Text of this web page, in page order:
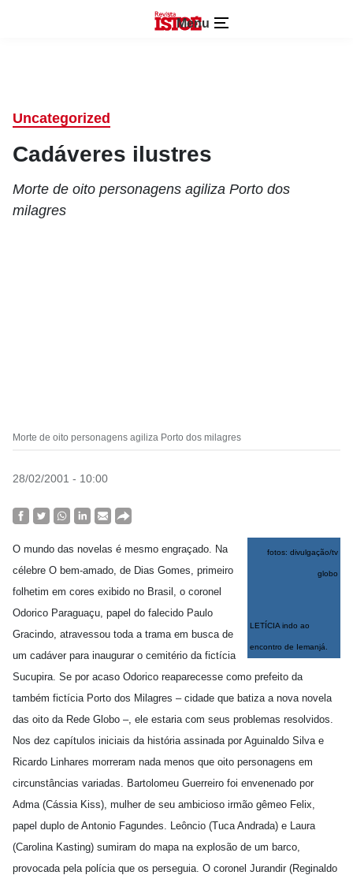
Menu
Uncategorized
Cadáveres ilustres
Morte de oito personagens agiliza Porto dos
milagres
Morte de oito personagens agiliza Porto dos milagres
28/02/2001 - 10:00
fotos: divulgação/tv
globo
LETÍCIA indo ao
encontro de Iemanjá.
O mundo das novelas é mesmo engraçado. Na
célebre O bem-amado, de Dias Gomes, primeiro
folhetim em cores exibido no Brasil, o coronel
Odorico Paraguaçu, papel do falecido Paulo
Gracindo, atravessou toda a trama em busca de
um cadáver para inaugurar o cemitério da fictícia
Sucupira. Se por acaso Odorico reaparecesse como prefeito da
também fictícia Porto dos Milagres – cidade que batiza a nova novela
das oito da Rede Globo –, ele estaria com seus problemas resolvidos.
Nos dez capítulos iniciais da história assinada por Aguinaldo Silva e
Ricardo Linhares morreram nada menos que oito personagens em
circunstâncias variadas. Bartolomeu Guerreiro foi envenenado por
Adma (Cássia Kiss), mulher de seu ambicioso irmão gêmeo Felix,
papel duplo de Antonio Fagundes. Leôncio (Tuca Andrada) e Laura
(Carolina Kasting) sumiram do mapa na explosão de um barco,
provocada pela polícia que os perseguia. O coronel Jurandir (Reginaldo